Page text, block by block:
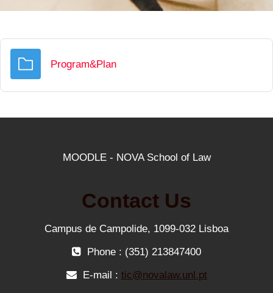
Program&PlanFolder
MOODLE - NOVA School of Law
Contact Us
Campus de Campolide, 1099-032 Lisboa
Phone : (351) 213847400
E-mail : tic@novalaw.unl.pt